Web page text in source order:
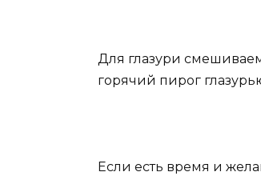
Для глазури
горячий пирог
Если есть время и